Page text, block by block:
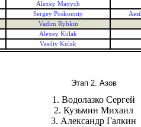
Alexey Manych
Sergey Poskonniy
Vadim Rybkin
Alexey Kulak
Vasiliy Kulak
Этап 2. Азов
1 . Водолазко Сергей
2. Кузьмин Михаил
3. Александр Галкин